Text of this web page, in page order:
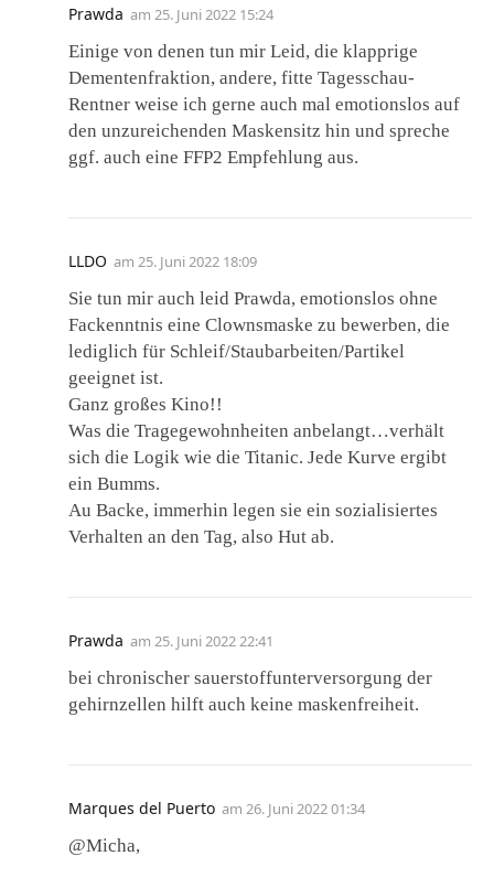
Prawda am 25. Juni 2022 15:24
Einige von denen tun mir Leid, die klapprige
Dementenfraktion, andere, fitte Tagesschau-
Rentner weise ich gerne auch mal emotionslos auf
den unzureichenden Maskensitz hin und spreche
ggf. auch eine FFP2 Empfehlung aus.
LLDO am 25. Juni 2022 18:09
Sie tun mir auch leid Prawda, emotionslos ohne
Fackenntnis eine Clownsmaske zu bewerben, die
lediglich für Schleif/Staubarbeiten/Partikel
geeignet ist.
Ganz großes Kino!!
Was die Tragegewohnheiten anbelangt…verhält
sich die Logik wie die Titanic. Jede Kurve ergibt
ein Bumms.
Au Backe, immerhin legen sie ein sozialisiertes
Verhalten an den Tag, also Hut ab.
Prawda am 25. Juni 2022 22:41
bei chronischer sauerstoffunterversorgung der
gehirnzellen hilft auch keine maskenfreiheit.
Marques del Puerto am 26. Juni 2022 01:34
@Micha,